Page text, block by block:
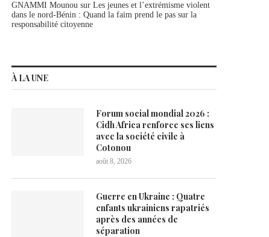
GNAMMI Mounou sur Les jeunes et l’extrémisme violent
dans le nord-Bénin : Quand la faim prend le pas sur la
responsabilité citoyenne
À LA UNE
Forum social mondial 2026 :
Cidh Africa renforce ses liens
avec la société civile à
Cotonou
août 8, 2026
Guerre en Ukraine : Quatre
enfants ukrainiens rapatriés
après des années de
séparation